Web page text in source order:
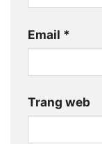
Email *
Trang web